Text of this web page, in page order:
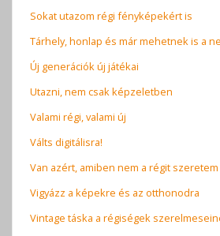
Sokat utazom régi fényképekért is
Tárhely, honlap és már mehetnek is a
Új generációk új játékai
Utazni, nem csak képzeletben
Valami régi, valami új
Válts digitálisra!
Van azért, amiben nem a régit szeretem
Vigyázz a képekre és az otthonodra
Vintage táska a régiségek